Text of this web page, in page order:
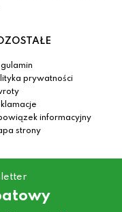
prywatności
informacyjny
strony